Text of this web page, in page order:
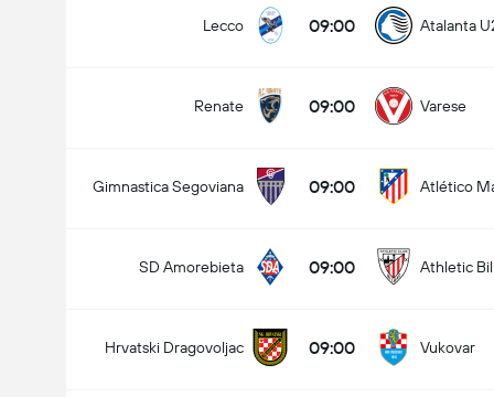
Lecco 09:00 Atalanta
Renate 09:00 Varese
Gimnastica Segoviana 09:00 Atlético
SD Amorebieta 09:00 Athletic
Hrvatski Dragovoljac 09:00 Vukovar